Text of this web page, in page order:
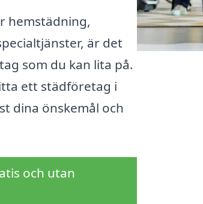
hemstädning,
är det
som du kan lita på.
ett städföretag i
dina önskemål och
och utan